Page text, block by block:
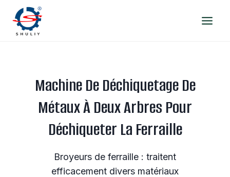
contenu
Machine De Déchiquetage De
Métaux À Deux Arbres Pour
Déchiqueter La Ferraille
Broyeurs de ferraille : traitent
efficacement divers matériaux